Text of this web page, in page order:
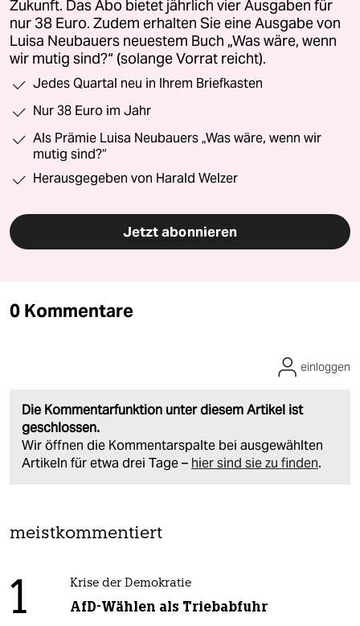
Zukunft. Das Abo bietet jährlich vier Ausgaben für
nur 38 Euro. Zudem erhalten Sie eine Ausgabe von
Luisa Neubauers neuestem Buch „Was wäre, wenn
wir mutig sind?“ (solange Vorrat reicht).
Jedes Quartal neu in Ihrem Briefkasten
Nur 38 Euro im Jahr
Als Prämie Luisa Neubauers „Was wäre, wenn wir
mutig sind?“
Herausgegeben von Harald Welzer
Jetzt abonnieren
0 Kommentare
Die Kommentarfunktion unter diesem Artikel ist
geschlossen.
Wir öffnen die Kommentarspalte bei ausgewählten
Artikeln für etwa drei Tage – hier sind sie zu finden.
einloggen
meistkommentiert
1 Krise der Demokratie
AfD-Wählen als Triebabfuhr